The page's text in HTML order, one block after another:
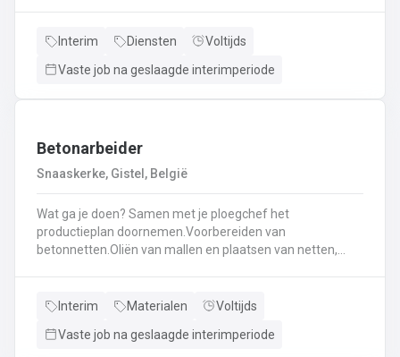
gemakBepaalt en past de juiste lastechniek toe
kwaliteitsgericht volgens veiligheidsvoorschriftenDraagt
Interim Diensten
Voltijds
Vaste job na geslaagde interimperiode
Betonarbeider
Snaaskerke, Gistel, België
Wat ga je doen? Samen met je ploegchef het
productieplan doornemen.Voorbereiden van
betonnetten.Oliën van mallen en plaatsen van netten,
eindafwerking.Frezen, boren, en zagen in de
klaar zijn voor gebruik.Opruimen van de werkplaats en
Interim Materialen
Voltijds
Vaste job na geslaagde interimperiode